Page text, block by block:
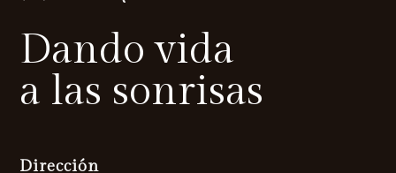
Dando vida
a las sonrisas
Dirección